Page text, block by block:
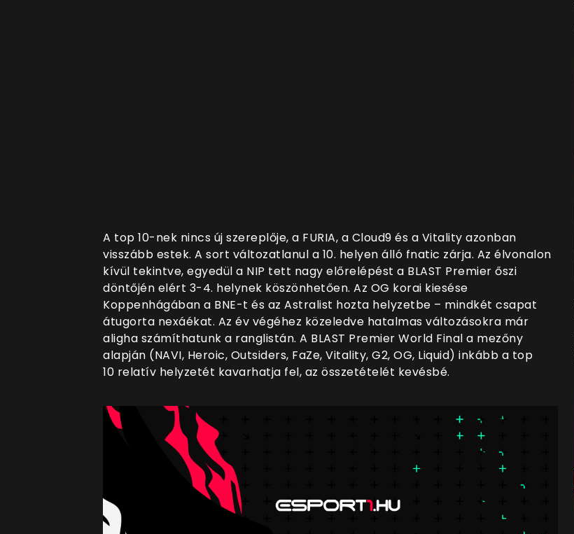
A top 10-nek nincs új szereplője, a FURIA, a Cloud9 és a Vitality azonban
visszább estek. A sort változatlanul a 10. helyen álló fnatic zárja. Az élvonalon
kívül tekintve, egyedül a NIP tett nagy előrelépést a BLAST Premier őszi
döntőjén elért 3-4. helynek köszönhetően. Az OG korai kiesése
Koppenhágában a BNE-t és az Astralist hozta helyzetbe – mindkét csapat
átugorta nexáékat. Az év végéhez közeledve hatalmas változásokra már
aligha számíthatunk a ranglistán. A BLAST Premier World Final a mezőny
alapján (NAVI, Heroic, Outsiders, FaZe, Vitality, G2, OG, Liquid) inkább a top
10 relatív helyzetét kavarhatja fel, az összetételét kevésbé.